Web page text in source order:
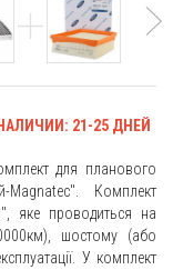
21-25 ДНЕЙ
для планового
Magnatec". Комплект
яке проводиться на
шостому (або
У комплект